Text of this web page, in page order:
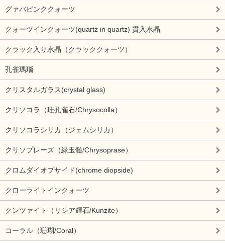
グァバピンククォーツ
クォーツインクォーツ(quartz in quartz) 貫入水晶
クラック入り水晶（クラッククォーツ）
孔雀瑪瑙
クリスタルガラス(crystal glass)
クリソコラ（珪孔雀石/Chrysocolla）
クリソコラシリカ（ジェムシリカ）
クリソプレーズ（緑玉髄/Chrysoprase）
クロムダイオプサイド(chrome diopside)
クローライトインクォーツ
クンツァイト（リシア輝石/Kunzite）
コーラル（珊瑚/Coral）